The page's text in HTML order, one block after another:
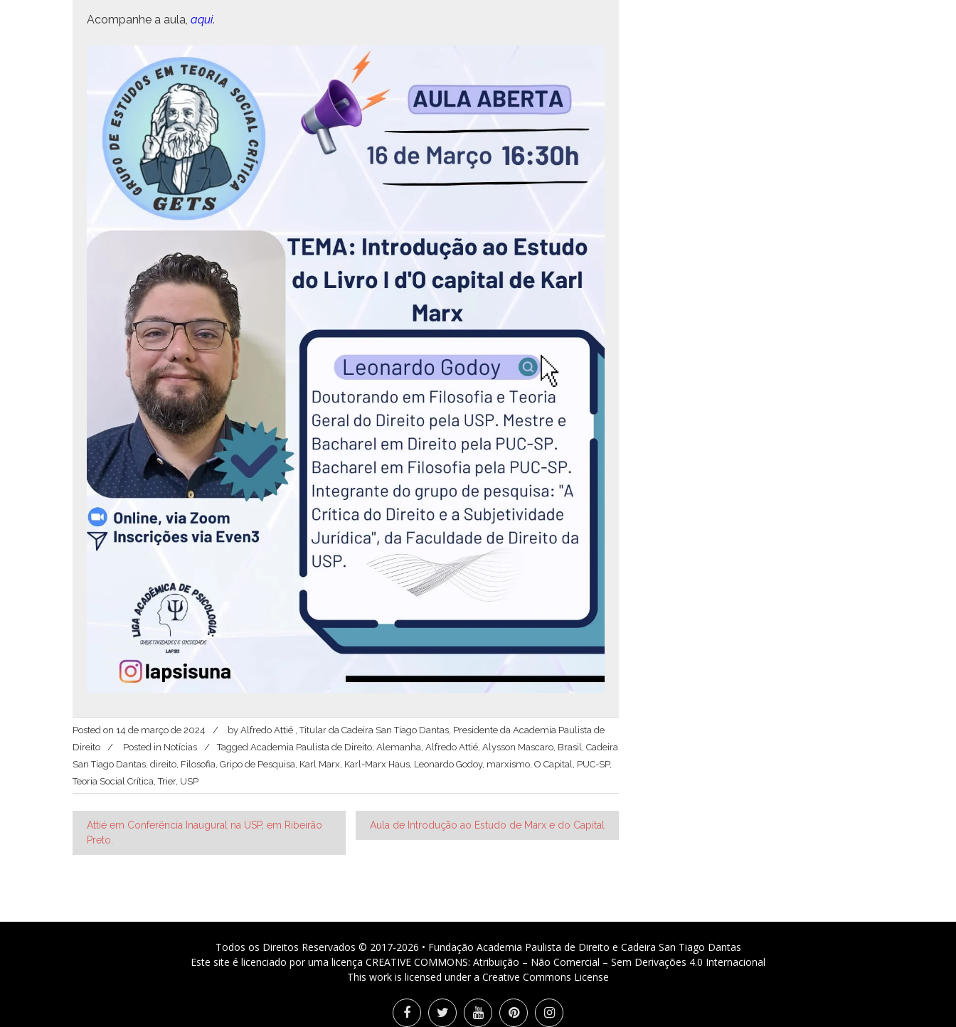
Acom­pan­he a aula, aqui.
Posted on 14 de março de 2024 by Alfredo Attié , Titular da Cadeira San Tiago Dantas, Presidente da Academia Paulista de
Direito
Posted in Notícias Tagged Academia Paulista de Direito, Alemanha, Alfredo Attié, Alysson Mascaro, Brasil, Cadeira
San Tiago Dantas, direito, Filosofia, Gripo de Pesquisa, Karl Marx, Karl-Marx Haus, Leonardo Godoy, marxismo, O Capital, PUC-SP,
Teoria Social Crítica,Trier, USP
Navegação
de
Attié em Conferência Inaugural na USP, em Ribeirão
Preto.
Aula de Introdução ao Estudo de Marx e do Capital
Todos os Direitos Reservados © 2017-2026 • Fundação Academia Paulista de Direito e Cadeira San Tiago Dantas
Este site é licenciado por uma licença CREATIVE COMMONS: Atribuição – Não Comercial – Sem Derivações 4.0 Internacional
This work is licensed under a Creative Commons License